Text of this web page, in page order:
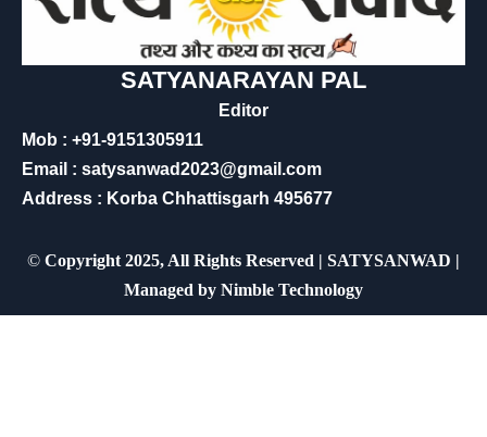
SATYANARAYAN PAL
Editor
Mob : +91-9151305911
Email : satysanwad2023@gmail.com
Address : Korba Chhattisgarh 495677
© Copyright 2025, All Rights Reserved | SATYSANWAD |
Managed by Nimble Technology